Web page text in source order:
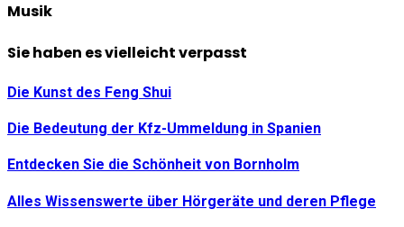
Musik
Sie haben es vielleicht verpasst
Die Kunst des Feng Shui
Die Bedeutung der Kfz-Ummeldung in Spanien
Entdecken Sie die Schönheit von Bornholm
Alles Wissenswerte über Hörgeräte und deren Pflege